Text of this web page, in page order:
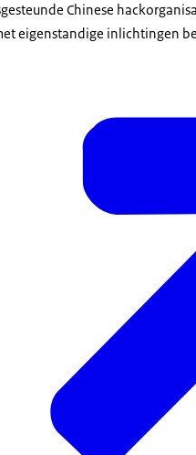
Chinese
eigenstandige inlichtingen